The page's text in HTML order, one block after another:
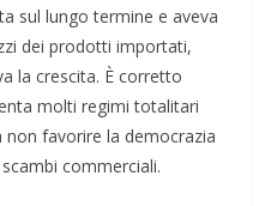
sul lungo termine e aveva
dei prodotti importati,
la crescita. È corretto
molti regimi totalitari
favorire la democrazia
commerciali.